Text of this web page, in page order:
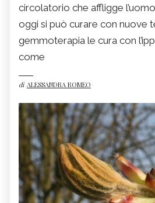
circolatorio che affligge
oggi si può curare con nuove
gemmoterapia le cura con
come
di ALESSANDRA ROMEO